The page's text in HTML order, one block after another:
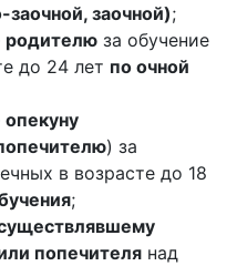
заочной);
родителю за обучение
до 24 лет по очной
опекуну
) за
в возрасте до 18
;
попечителя над